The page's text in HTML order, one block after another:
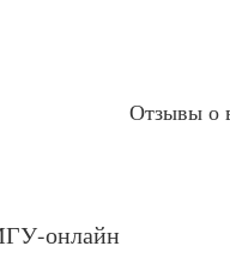
Отзывы о
онлайн